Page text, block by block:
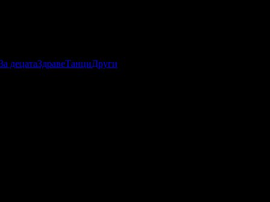
децатаЗдравеТанциДруги